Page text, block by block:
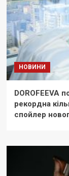
НОВИНИ
DOROFEEVA
рекордна
спойлер